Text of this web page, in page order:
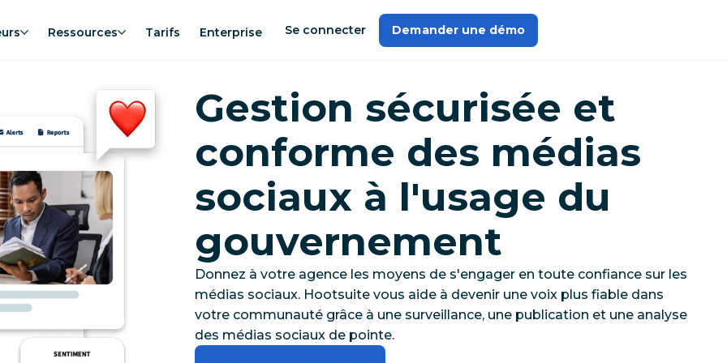
Ressources Tarifs Enterprise Se connecter Demander une démo
Gestion sécurisée et
conforme des médias
sociaux à l'usage du
gouvernement
Donnez à votre agence les moyens de s'engager en toute confiance sur les
médias sociaux. Hootsuite vous aide à devenir une voix plus fiable dans
votre communauté grâce à une surveillance, une publication et une analyse
des médias sociaux de pointe.